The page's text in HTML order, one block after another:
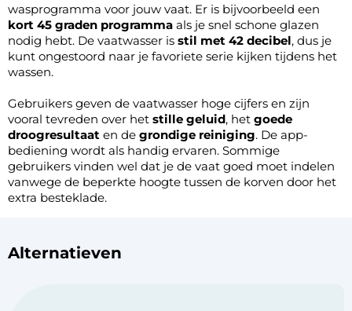
wasprogramma voor jouw vaat. Er is bijvoorbeeld een
kort 45 graden programma als je snel schone glazen
nodig hebt. De vaatwasser is stil met 42 decibel, dus je
kunt ongestoord naar je favoriete serie kijken tijdens het
wassen.
Gebruikers geven de vaatwasser hoge cijfers en zijn
vooral tevreden over het stille geluid, het goede
droogresultaat en de grondige reiniging. De app-
bediening wordt als handig ervaren. Sommige
gebruikers vinden wel dat je de vaat goed moet indelen
vanwege de beperkte hoogte tussen de korven door het
extra besteklade.
Alternatieven